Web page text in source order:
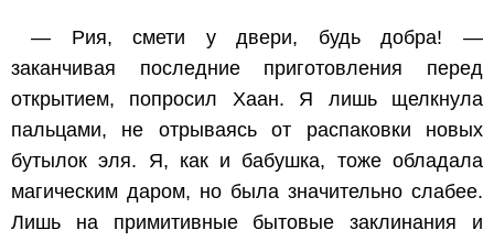
— Рия, смети у двери, будь добра! —
заканчивая последние приготовления перед
открытием, попросил Хаан. Я лишь щелкнула
пальцами, не отрываясь от распаковки новых
бутылок эля. Я, как и бабушка, тоже обладала
магическим даром, но была значительно слабее.
Лишь на примитивные бытовые заклинания и